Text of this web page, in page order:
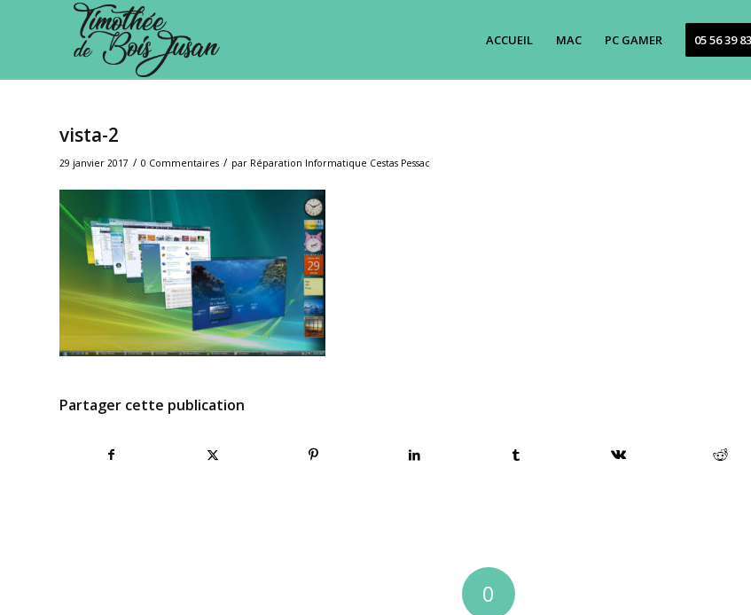
ACCUEIL MAC PC GAMER 05 56 39
vista-2
29 janvier 2017 / 0 Commentaires / par Réparation Informatique Cestas Pessac
Partager cette publication
0